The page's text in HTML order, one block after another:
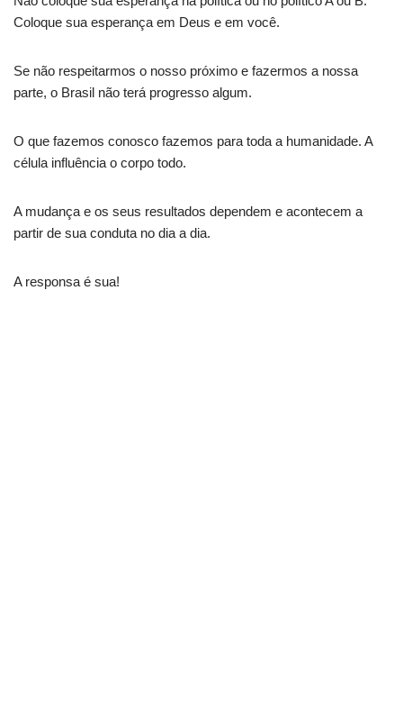
Coloque sua esperança em Deus e em você.
Se não respeitarmos o nosso próximo e fazermos a nossa
parte, o Brasil não terá progresso algum.
O que fazemos conosco fazemos para toda a humanidade. A
célula influência o corpo todo.
A mudança e os seus resultados dependem e acontecem a
partir de sua conduta no dia a dia.
A responsa é sua!